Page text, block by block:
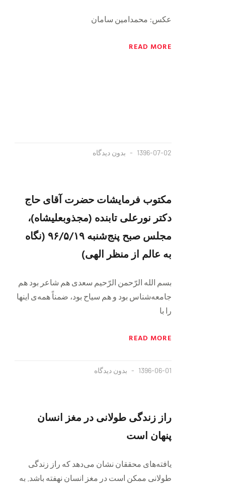
عکس: محمدامین سامان
READ MORE
1396-07-02 بدون دیدگاه
مکتوب فرمایشات حضرت آقای حاج
دکتر نورعلی تابنده (مجذوبعلیشاه)،
مجلس صبح پنج‌شنبه ۹۶/۵/۱۹ (نگاه
به عالم از منظر الهی)
بسم الله الرّحمن الرّحیم سعدی هم شاعر بود هم
جامعه‌شناس بود و هم سیاح بود، ضمناً همه‌ی اینها
را با
READ MORE
1396-06-01 بدون دیدگاه
راز زندگی طولانی در مغز انسان
پنهان است
یافته‌های محققان نشان می‌دهد که راز زندگی
طولانی ممکن است در مغز انسان نهفته باشد. به